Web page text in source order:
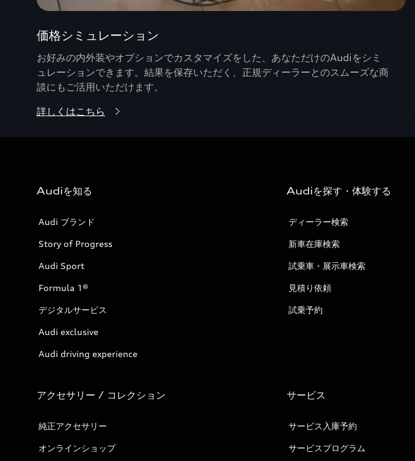
価格シミュレーション
お好みの内外装やオプションでカスタマイズをした、あなただけのAudiをシミ
ュレーションできます。結果を保存いただく、正規ディーラーとのスムーズな商
談にもご活用いただけます。
詳しくはこちら
Audiを知る
Audi ブランド
Story of Progress
Audi Sport
Formula 1®
デジタルサービス
Audi exclusive
Audi driving experience
Audiを探す・体験する
ディーラー検索
新車在庫検索
試乗車・展示車検索
見積り依頼
試乗予約
アクセサリー / コレクション
純正アクセサリー
オンラインショップ
サービス
サービス入庫予約
サービスプログラム